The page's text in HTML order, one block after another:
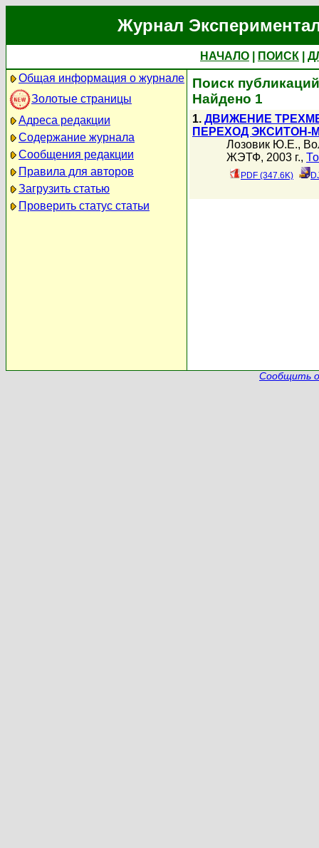
Журнал
НАЧАЛО ПОИСК
Общая информация о журнале
Золотые страницы
Адреса редакции
Содержание журнала
Сообщения редакции
Правила для авторов
Загрузить статью
Проверить статус статьи
Поиск
Найдено 1
1. ДВИЖЕНИЕ
ПЕРЕХОД ЭКСИТОН-
Лозовик Ю.Е.,
ЖЭТФ, 2003 г.,
PDF (347.6K)
Сообщить о